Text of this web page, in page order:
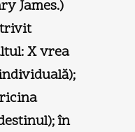
James.)
X vrea
în